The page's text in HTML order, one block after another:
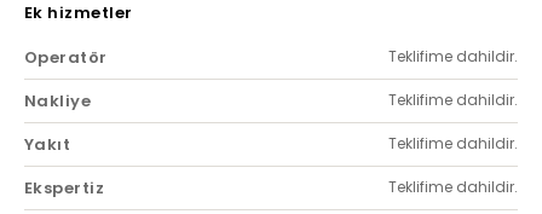
Ek hizmetler
Operatör
Teklifime dahildir.
Nakliye Teklifime dahildir.
Yakıt Teklifime dahildir.
Ekspertiz Teklifime dahildir.